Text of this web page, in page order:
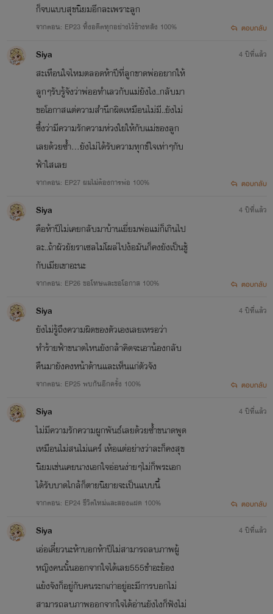
ก็จบแบบสุขนิยมอีกละเพราะลูก
จากตอน: EP23 ทิ้งอดีตทุกอย่างไว้ข้างหลัง 100% ตอบกลับ
Siya
สะเทือนใจไหมตลอดห้าปีที่ลูกขาดพ่ออยากให้
ลูกๆรับรู้จังว่าพ่ออทำเลวกับแม่ยังไง..กลับมา
ขอโอกาสแต่ความสำนึกผิดเหมือนไม่มี..ยังไม่
ซึ้งว่ามีความรักความห่วงใยให้กับแม่ของลูก
เลยด้วยซ้ำ...ยังไม่ได้รับความทุกข์ใจเท่าๆกับ
ฟ้าใสเลย
จากตอน: EP27 ผมไม่ต้องการพ่อ 100%
4 ปีที่แล้ว
ตอบกลับ
Siya
คือห้าปีไม่เคยกลับมาบ้านเยี่ยมพ่อแม่ก็เกินไป
ละ..ถ้าผัวยัยราเซลไม่โผล่ไปง้อมันก็คงยังเป็นชู้
กับเมียเขาอะนะ
จากตอน: EP26 ขอโทษและขอโอกาส 100%
4 ปีที่แล้ว
ตอบกลับ
Siya
ยังไม่รู้ถึงความผิดของตัวเองเลยเหรอว่า
ทำร้ายฟ้าขนาดไหนยังกล้าคิดจะเอาน้องกลับ
คืนมายังคงหน้าด้านและเห็นแก่ตัวจัง
จากตอน: EP25 พบกันอีกครั้ง 100%
4 ปีที่แล้ว
ตอบกลับ
Siya
ไม่มีความรักความผูกพันธ์เลยด้วยซ้ำขนาดพูด
เหมือนไม่สนไม่แคร์ เห้อแต่อย่างว่าละก็คงสุข
นิยมเช่นเคยนางเอกใจอ่อนง่ายๆไม่ก็พระเอก
ได้รับบาดไกล้ก็ตายนิยายจะเป็นแบบนี้
จากตอน: EP24 ชีวิตใหม่และสองแฝด 100%
4 ปีที่แล้ว
ตอบกลับ
Siya
เอ่อเดี๋ยวนะห้าบอกห้าปีไม่สามารถลบภาพผู้
หญิงคนนั้นออกจากใจได้เลย555ขำอะย้อง
แย้งจังก็อยู่กับคนระกเก่าอยู่อะมีการบอกไม่
สามารถลบภาพออกจากใจได้อ่านยังไงก็ฟังไม่
4 ปีที่แล้ว